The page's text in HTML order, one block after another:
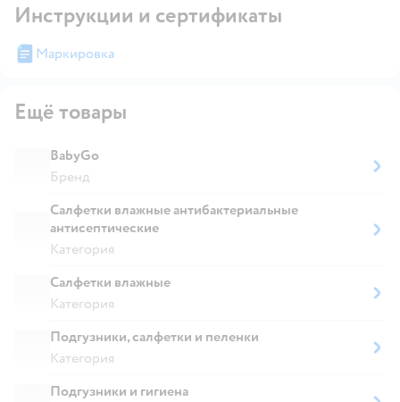
Инструкции и сертификаты
Маркировка
Ещё товары
BabyGo
Бренд
Салфетки влажные антибактериальные
антисептические
Категория
Салфетки влажные
Категория
Подгузники, салфетки и пеленки
Категория
Подгузники и гигиена